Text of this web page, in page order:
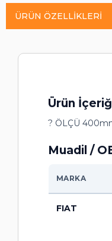
ÜRÜN ÖZELLIKLERI
Ürün
? ÖLÇÜ
Muadil /
MARKA
FIAT